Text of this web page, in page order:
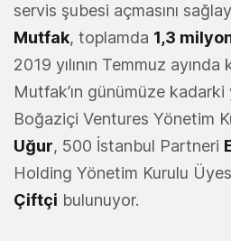
servis şubesi açmasını
Mutfak, toplamda 1,3
2019 yılının Temmuz
Mutfak’ın günümüze kadarki
Boğaziçi Ventures Yönetim
Uğur, 500 İstanbul Partneri
Holding Yönetim Kurulu
Çiftçi bulunuyor.